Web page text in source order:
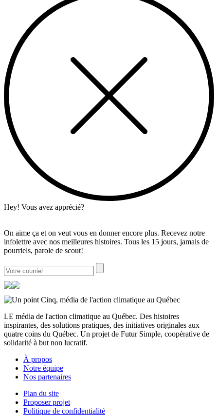
Hey! Vous avez apprécié?
On aime ça et on veut vous en donner encore plus. Recevez notre
infolettre avec nos meilleures histoires. Tous les 15 jours, jamais de
pourriels, parole de scout!
LE média de l'action climatique au Québec. Des histoires
inspirantes, des solutions pratiques, des initiatives originales aux
quatre coins du Québec. Un projet de Futur Simple, coopérative de
solidarité à but non lucratif.
À propos
Notre équipe
Nos partenaires
Plan du site
Proposer projet
Politique de confidentialité